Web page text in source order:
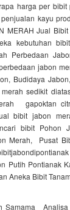
harga per bibit
kayu
MERAH Jual
kebutuhan
Perbedaan
jabon
Budidaya
sedikit
gapoktan
bibit jabon
bibit Pohon
Merah, Pusat
Putih Pontianak
Aneka Bibit
Samama Analisa